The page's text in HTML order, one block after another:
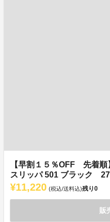
【早割１５％OFF 先着
スリッパ 501 ブラック
¥11,220 (税込/送料込)残り0
販